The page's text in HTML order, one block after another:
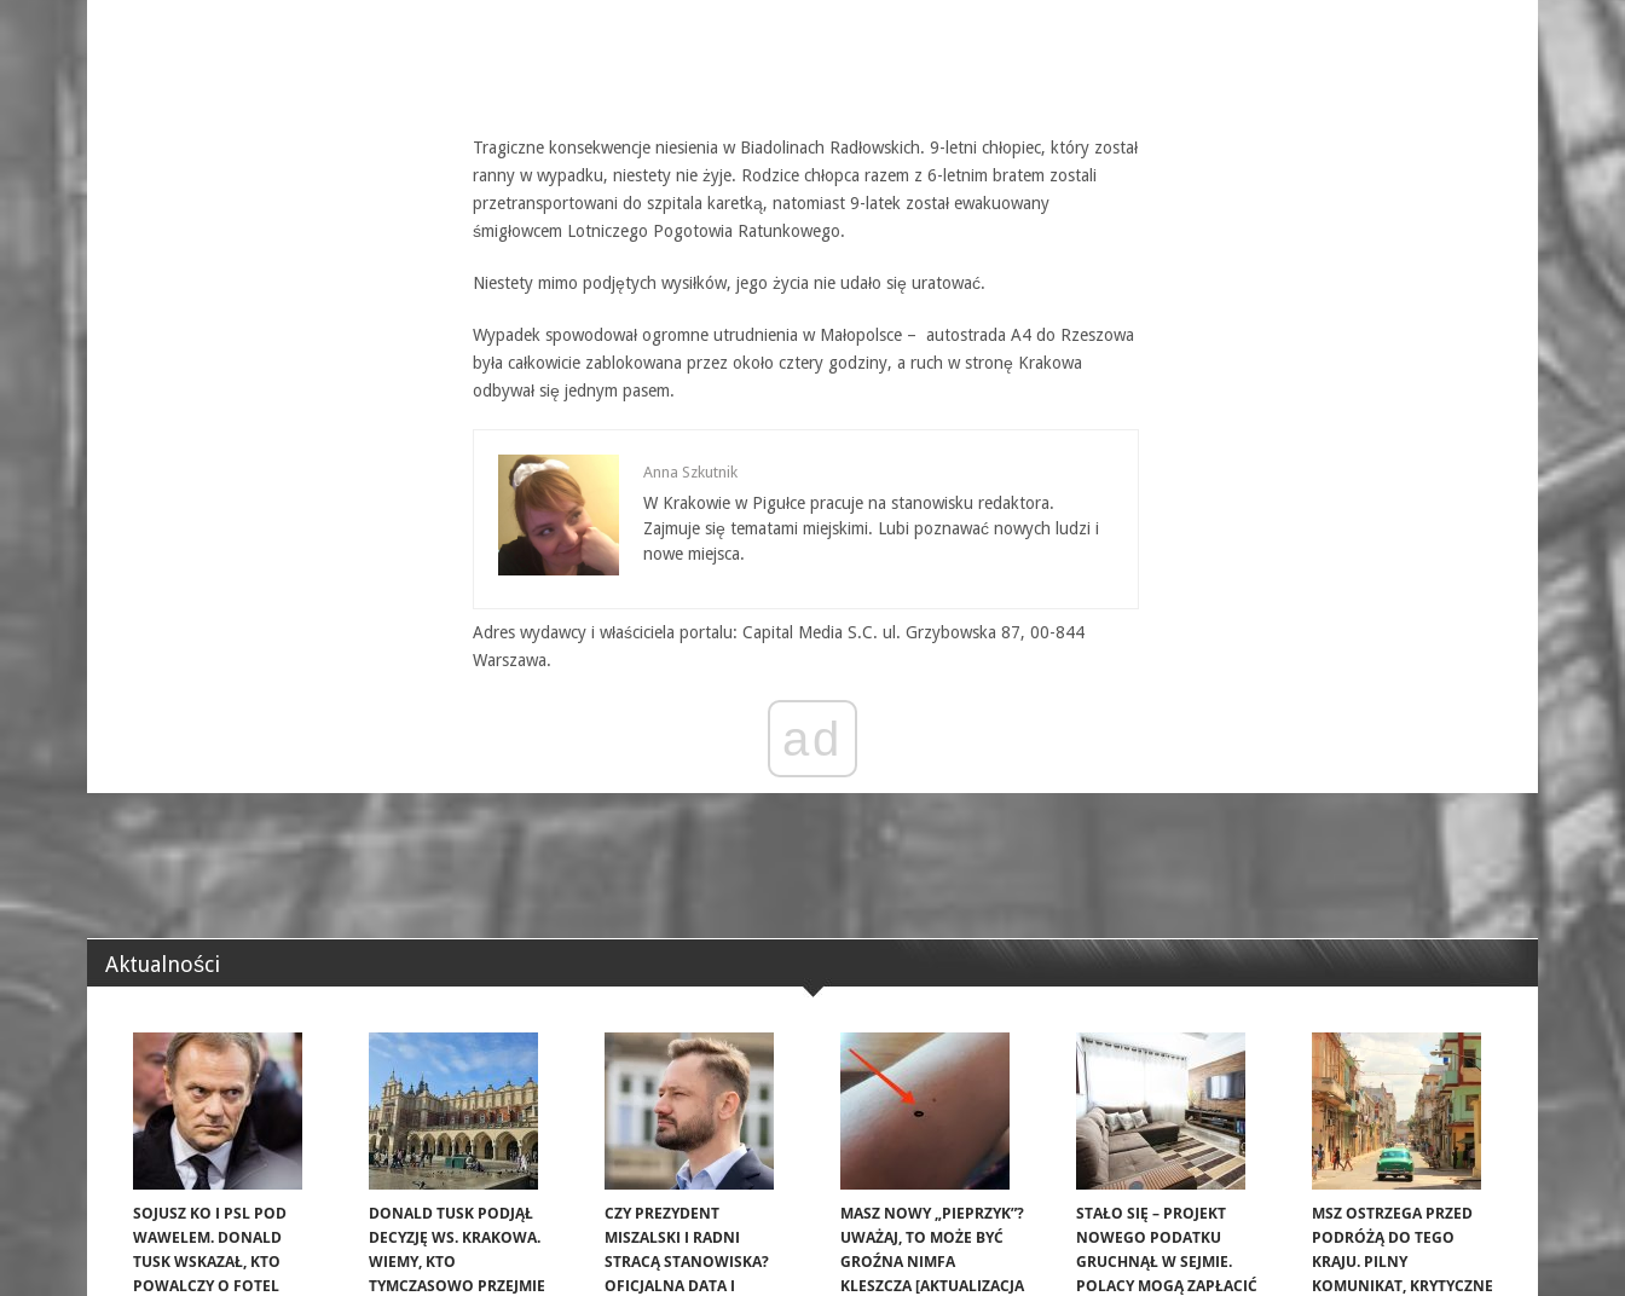
Tragiczne konsekwencje niesienia w Biadolinach Radłowskich. 9-letni chłopiec, który został
ranny w wypadku, niestety nie żyje. Rodzice chłopca razem z 6-letnim bratem zostali
przetransportowani do szpitala karetką, natomiast 9-latek został ewakuowany
śmigłowcem Lotniczego Pogotowia Ratunkowego.
Niestety mimo podjętych wysiłków, jego życia nie udało się uratować.
Wypadek spowodował ogromne utrudnienia w Małopolsce – autostrada A4 do Rzeszowa
była całkowicie zablokowana przez około cztery godziny, a ruch w stronę Krakowa
odbywał się jednym pasem.
Anna Szkutnik
W Krakowie w Pigułce pracuje na stanowisku redaktora.
Zajmuje się tematami miejskimi. Lubi poznawać nowych ludzi i
nowe miejsca.
Adres wydawcy i właściciela portalu: Capital Media S.C. ul. Grzybowska 87, 00-844
Warszawa.
ad
Aktualności
SOJUSZ KO I PSL POD
WAWELEM. DONALD
TUSK WSKAZAŁ, KTO
POWALCZY O FOTEL
DONALD TUSK PODJĄŁ
DECYZJĘ WS. KRAKOWA.
WIEMY, KTO
TYMCZASOWO PRZEJMIE
CZY PREZYDENT
MISZALSKI I RADNI
STRACĄ STANOWISKA?
OFICJALNA DATA I
MASZ NOWY „PIEPRZYK”?
UWAŻAJ, TO MOŻE BYĆ
GROŹNA NIMFA
KLESZCZA [AKTUALIZACJA
STAŁO SIĘ – PROJEKT
NOWEGO PODATKU
GRUCHNĄŁ W SEJMIE.
POLACY MOGĄ ZAPŁACIĆ
MSZ OSTRZEGA PRZED
PODRÓŻĄ DO TEGO
KRAJU. PILNY
KOMUNIKAT, KRYTYCZNE